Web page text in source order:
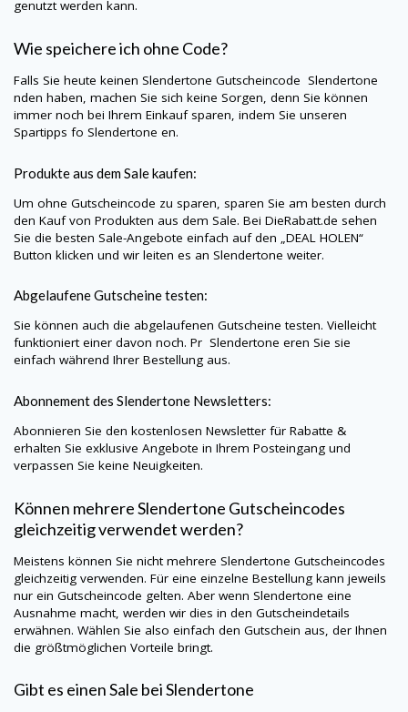
genutzt werden kann.
Wie speichere ich ohne Code?
Falls Sie heute keinen Slendertone Gutscheincode Slendertone
nden haben, machen Sie sich keine Sorgen, denn Sie können
immer noch bei Ihrem Einkauf sparen, indem Sie unseren
Spartipps fo Slendertone en.
Produkte aus dem Sale kaufen:
Um ohne Gutscheincode zu sparen, sparen Sie am besten durch
den Kauf von Produkten aus dem Sale. Bei DieRabatt.de sehen
Sie die besten Sale-Angebote einfach auf den „DEAL HOLEN“
Button klicken und wir leiten es an Slendertone weiter.
Abgelaufene Gutscheine testen:
Sie können auch die abgelaufenen Gutscheine testen. Vielleicht
funktioniert einer davon noch. Pr Slendertone eren Sie sie
einfach während Ihrer Bestellung aus.
Abonnement des Slendertone Newsletters:
Abonnieren Sie den kostenlosen Newsletter für Rabatte &
erhalten Sie exklusive Angebote in Ihrem Posteingang und
verpassen Sie keine Neuigkeiten.
Können mehrereSlendertone Gutscheincodes
gleichzeitig verwendet werden?
Meistens können Sie nicht mehrere Slendertone Gutscheincodes
gleichzeitig verwenden. Für eine einzelne Bestellung kann jeweils
nur ein Gutscheincode gelten. Aber wenn Slendertone eine
Ausnahme macht, werden wir dies in den Gutscheindetails
erwähnen. Wählen Sie also einfach den Gutschein aus, der Ihnen
die größtmöglichen Vorteile bringt.
Gibt es einen Sale beiSlendertone